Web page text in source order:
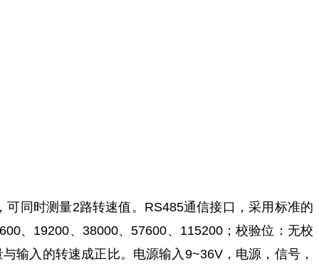
同时测量2路转速值。RS485通信接口，采用标准的
、19200、38000、57600、115200；校验位：无校
输入的转速成正比。电源输入9~36V，电源，信号，